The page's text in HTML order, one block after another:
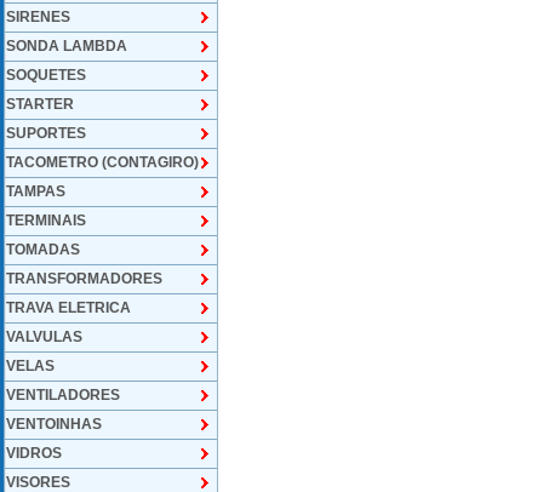
SIRENES
SONDA LAMBDA
SOQUETES
STARTER
SUPORTES
TACOMETRO (CONTAGIRO)
TAMPAS
TERMINAIS
TOMADAS
TRANSFORMADORES
TRAVA ELETRICA
VALVULAS
VELAS
VENTILADORES
VENTOINHAS
VIDROS
VISORES